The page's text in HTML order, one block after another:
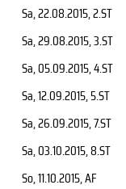
Sa, 22.08.2015, 2.ST
Sa, 29.08.2015, 3.ST
Sa, 05.09.2015, 4.ST
Sa, 12.09.2015, 5.ST
Sa, 26.09.2015, 7.ST
Sa, 03.10.2015, 8.ST
So, 11.10.2015, AF